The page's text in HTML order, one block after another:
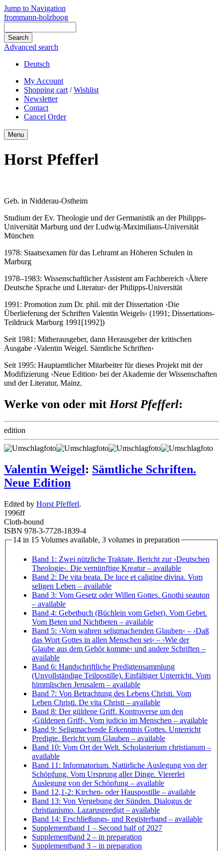
Jump to Navigation
frommann-holzboog
Advanced search
Deutsch
My Account
Shopping cart /Wishlist
Newsletter
Contact
Cancel Order
Menu
Horst Pfefferl
Geb. in Nidderau-Ostheim
Studium der Ev. Theologie und der Germanistik an der Philipps-
Universität Marburg und der Ludwig-Maximilians-Universität
München
1978: Staatsexamen für das Lehramt an Höheren Schulen in
Marburg
1978–1983: Wissenschaftlicher Assistent am Fachbereich ›Ältere
Deutsche Sprache und Literatur‹ der Philipps-Universität
1991: Promotion zum Dr. phil. mit der Dissertation ›Die
Überlieferung der Schriften Valentin Weigels‹ (1991; Dissertations-
Teildruck Marburg 1991[1992])
Seit 1981: Mitherausgeber, dann Herausgeber der kritischen
Ausgabe ›Valentin Weigel. Sämtliche Schriften‹
Seit 1995: Hauptamtlicher Mitarbeiter für dieses Projekt mit der
Modifizierung ›Neue Edition‹ bei der Akademie der Wissenschaften
und der Literatur, Mainz.
Werke von oder mit Horst Pfefferl:
edition
Valentin Weigel: Sämtliche Schriften.
Neue Edition
Edited by Horst Pfefferl.
1996ff
Cloth-bound
ISBN 978-3-7728-1839-4
14 in 15 Volumes available, 3 volumes in preparation
Band 1: Zwei nützliche Traktate. Bericht zur ›Deutschen
Theologie‹. Die vernünftige Kreatur– available
Band 2: De vita beata. De luce et caligine divina. Vom
seligen Leben – available
Band 3: Vom Gesetz oder Willen Gottes. Gnothi seauton
– available
Band 4: Gebetbuch (Büchlein vom Gebet). Vom Gebet.
Vom Beten und Nichtbeten – available
Band 5: ›Vom wahren seligmachenden Glauben‹ – ›Daß
das Wort Gottes in allen Menschen sei‹ – ›Wie der
Glaube aus dem Gehör komme‹ und andere Schriften –
available
Band 6: Handschriftliche Predigtensammlung
(Unvollständige Teilpostille). Einfältiger Unterricht. Vom
himmlischen Jerusalem – available
Band 7: Von Betrachtung des Lebens Christi. Vom
Leben Christi. De vita Christi – available
Band 8: Der güldene Griff. Kontroverse um den
›Güldenen Griff‹. Vom judicio im Menschen – available
Band 9: Seligmachende Erkenntnis Gottes. Unterricht
Predigte. Bericht vom Glauben – available
Band 10: Vom Ort der Welt. Scholasterium christianum –
available
Band 11: Informatorium. Natürliche Auslegung von der
Schöpfung. Vom Ursprung aller Dinge. Viererlei
Auslegung von der Schöpfung – available
Band 12,1-2: Kirchen- oder Hauspostille – available
Band 13: Von Vergebung der Sünden. Dialogus de
christianismo. Lazaruspredigt – available
Band 14: Erschließungs- und Registerband – available
Supplementband 1 – Second half of 2027
Supplementband 2 – in preparation
Supplementband 3 – in preparation